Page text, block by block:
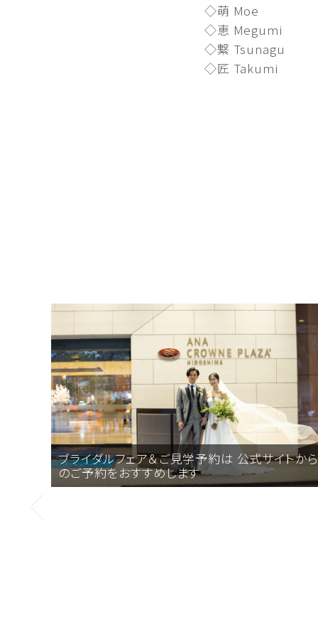
◇萌 Moe
◇恵 Megumi
◇繋 Tsunagu
◇匠 Takumi
ブライダルフェア＆ご見学予約は 公式サイトから
のご予約をおすすめします